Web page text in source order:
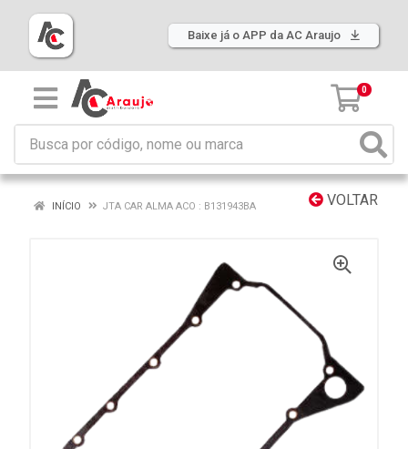
Baixe já o APP da AC Araujo
0
VOLTAR
INÍCIO JTA CAR ALMA ACO : B131943BA